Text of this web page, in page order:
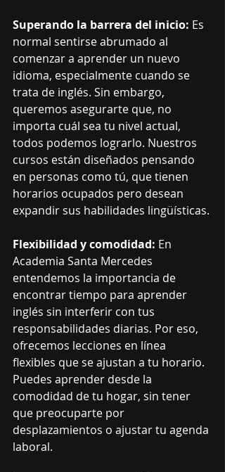
Superando la barrera del inicio: Es
normal sentirse abrumado al
comenzar a aprender un nuevo
idioma, especialmente cuando se
trata de inglés. Sin embargo,
queremos asegurarte que, no
importa cuál sea tu nivel actual,
todos podemos lograrlo. Nuestros
cursos están diseñados pensando
en personas como tú, que tienen
horarios ocupados pero desean
expandir sus habilidades lingüísticas.
Flexibilidad y comodidad: En
Academia Santa Mercedes
entendemos la importancia de
encontrar tiempo para aprender
inglés sin interferir con tus
responsabilidades diarias. Por eso,
ofrecemos lecciones en línea
flexibles que se ajustan a tu horario.
Puedes aprender desde la
comodidad de tu hogar, sin tener
que preocuparte por
desplazamientos o ajustar tu agenda
laboral.